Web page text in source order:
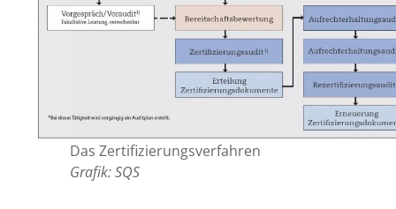
Das Zertifizierungsverfahren
Grafik: SQS